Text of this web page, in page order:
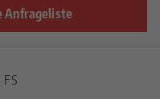
Anfrageliste